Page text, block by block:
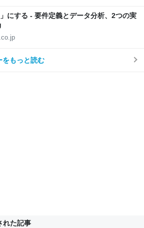
にする - 要件定義とデータ分析、2つの実
をもっと読む
れた記事